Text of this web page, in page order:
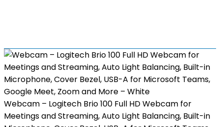
Webcam – Logitech Brio 100 Full HD Webcam for
Meetings and Streaming, Auto Light Balancing, Built-in